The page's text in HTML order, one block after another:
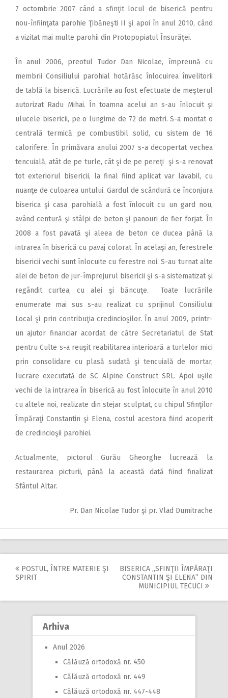
7 octombrie 2007 când a sfinţit locul de biserică pentru
nou-înfiinţata parohie Ţibăneşti II şi apoi în anul 2010, când
a vizitat mai multe parohii din Protopopiatul Însurăţei.
În anul 2006, preotul Tudor Dan Nicolae, împreună cu
membrii Consiliului parohial hotărăsc înlocuirea învelitorii
de tablă la biserică. Lucrările au fost efectuate de meşterul
autorizat Radu Mihai. În toamna acelui an s-au înlocuit şi
ulucele bisericii, pe o lungime de 72 de metri. S-a montat o
centrală termică pe combustibil solid, cu sistem de 16
calorifere. În primăvara anului 2007 s-a decopertat vechea
tencuială, atât de pe turle, cât şi de pe pereţi şi s-a renovat
tot exteriorul bisericii, la final fiind aplicat var lavabil, cu
nuanţe de culoarea untului. Gardul de scândură ce înconjura
biserica şi casa parohială a fost înlocuit cu un gard nou,
având centură şi stâlpi de beton şi panouri de fier forjat. În
2008 a fost pavată şi aleea de beton ce ducea până la
intrarea în biserică cu pavaj colorat. În acelaşi an, ferestrele
bisericii vechi sunt înlocuite cu ferestre noi. S-au turnat alte
alei de beton de jur-împrejurul bisericii şi s-a sistematizat şi
regândit curtea, cu alei şi băncuţe. Toate lucrările
enumerate mai sus s-au realizat cu sprijinul Consiliului
Local şi prin contribuţia credincioşilor. În anul 2009, printr-
un ajutor financiar acordat de către Secretariatul de Stat
pentru Culte s-a reuşit reabilitarea interioară a turlelor mici
prin consolidare cu plasă sudată şi tencuială de mortar,
lucrare executată de SC Alpine Construct SRL. Apoi uşile
vechi de la intrarea în biserică au fost înlocuite în anul 2010
cu altele noi, realizate din stejar sculptat, cu chipul Sfinţilor
Împăraţi Constantin şi Elena, costul acestora fiind acoperit
de credincioşii parohiei.
Actualmente, pictorul Gurău Gheorghe lucrează la
restaurarea picturii, până la această dată fiind finalizat
Sfântul Altar.
Pr. Dan Nicolae Tudor şi pr. Vlad Dumitrache
Post
navigation
POSTUL, ÎNTRE MATERIE ŞI
SPIRIT
BISERICA ,,SFINŢII ÎMPĂRAŢI
CONSTANTIN ŞI ELENA” DIN
MUNICIPIUL TECUCI
Arhiva
Anul 2026
Călăuză ortodoxă nr. 450
Călăuză ortodoxă nr. 449
Călăuză ortodoxă nr. 447-448